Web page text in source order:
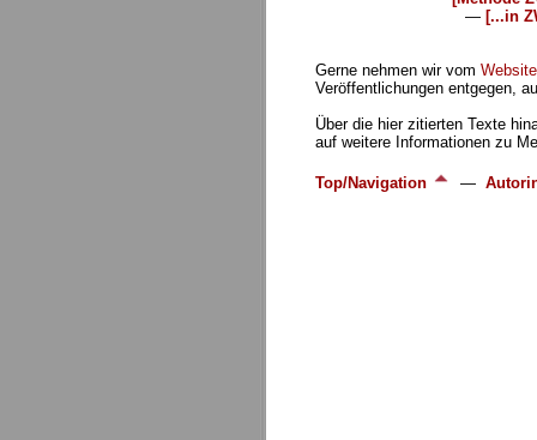
— [...in
Gerne nehmen wir vom
Veröffentlichungen entgegen,
Über die hier zitierten Texte
auf weitere Informationen zu
Top/Navigation —